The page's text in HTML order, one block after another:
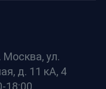
Москва, ул.
д. 11 кА, 4
18:00